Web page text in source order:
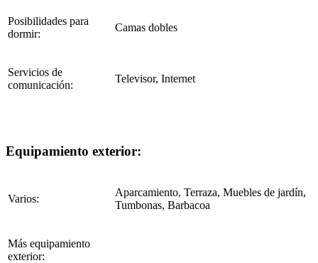
Posibilidades para
dormir:
Camas dobles
Servicios de
comunicación:
Televisor, Internet
Equipamiento exterior:
Varios:
Aparcamiento, Terraza, Muebles de jardín,
Tumbonas, Barbacoa
Más equipamiento
exterior: